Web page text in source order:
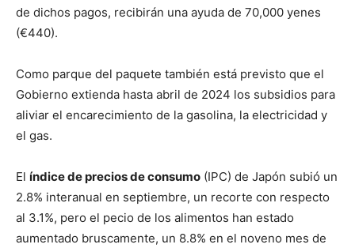
de dichos pagos, recibirán una ayuda de 70,000 yenes
(€440).
Como parque del paquete también está previsto que el
Gobierno extienda hasta abril de 2024 los subsidios para
aliviar el encarecimiento de la gasolina, la electricidad y
el gas.
El índice de precios de consumo (IPC) de Japón subió un
2.8% interanual en septiembre, un recorte con respecto
al 3.1%, pero el pecio de los alimentos han estado
aumentado bruscamente, un 8.8% en el noveno mes de